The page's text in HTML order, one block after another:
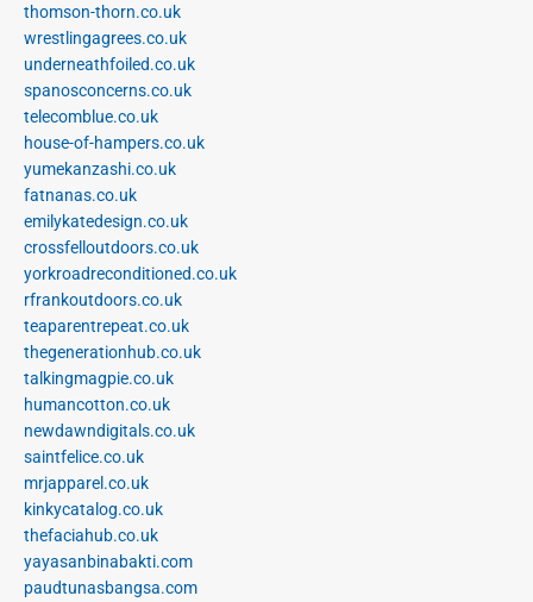
thomson-thorn.co.uk
wrestlingagrees.co.uk
underneathfoiled.co.uk
spanosconcerns.co.uk
telecomblue.co.uk
house-of-hampers.co.uk
yumekanzashi.co.uk
fatnanas.co.uk
emilykatedesign.co.uk
crossfelloutdoors.co.uk
yorkroadreconditioned.co.uk
rfrankoutdoors.co.uk
teaparentrepeat.co.uk
thegenerationhub.co.uk
talkingmagpie.co.uk
humancotton.co.uk
newdawndigitals.co.uk
saintfelice.co.uk
mrjapparel.co.uk
kinkycatalog.co.uk
thefaciahub.co.uk
yayasanbinabakti.com
paudtunasbangsa.com